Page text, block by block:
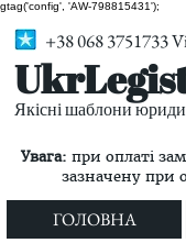
gtag('config', 'AW-798815431');
+38 068 3751733
Якісні шаблони
Увага: при оплаті
зазначену при
ГОЛОВНА